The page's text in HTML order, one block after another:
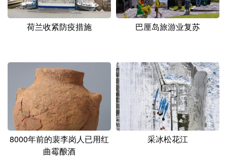
荷兰收紧防疫措施 巴厘岛旅游业复苏
8000年前的裴李岗人已用红
曲霉酿酒
采冰松花江